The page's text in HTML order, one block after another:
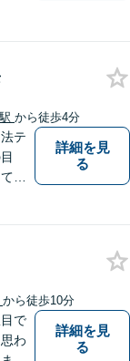
から徒歩4分
テ
い
参
日
だ
詳細を見
る
から徒歩10分
で
わ
詳細を見
る